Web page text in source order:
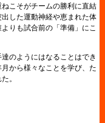
こそがチームの勝利に直結
した運動神経や恵まれた体
りも試合前の「準備」にこ
のようにはなることはでき
から様々なことを学び、た
。